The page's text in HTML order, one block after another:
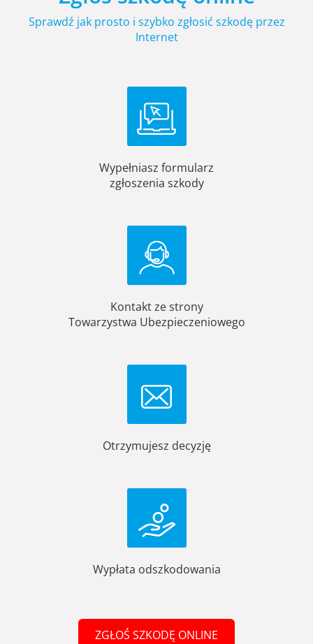
Sprawdź jak prosto i szybko zgłosić szkodę przez
Internet
Wypełniasz formularz
zgłoszenia szkody
Kontakt ze strony
Towarzystwa Ubezpieczeniowego
Otrzymujesz decyzję
Wypłata odszkodowania
ZGŁOŚ SZKODĘ ONLINE